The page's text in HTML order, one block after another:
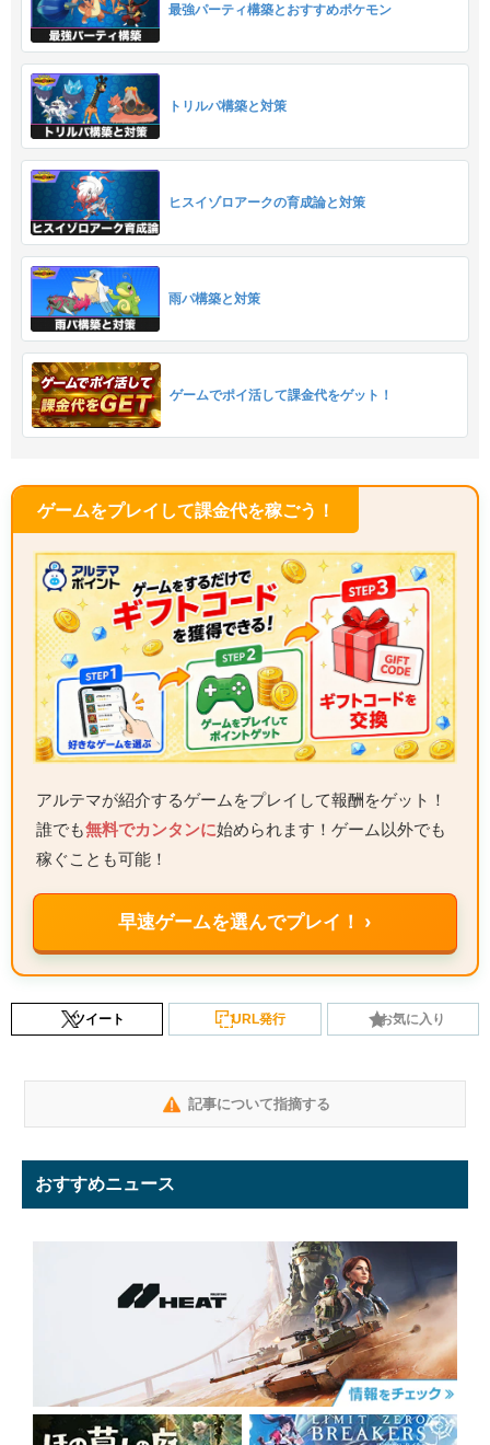
最強パーティ構築とおすすめポケモン
トリルパ構築と対策
ヒスイゾロアークの育成論と対策
雨パ構築と対策
ゲームでポイ活して課金代をゲット！
ゲームをプレイして課金代を稼ごう！
アルテマが紹介するゲームをプレイして報酬をゲット！
誰でも無料でカンタンに始められます！ゲーム以外でも
稼ぐことも可能！
早速ゲームを選んでプレイ！ ›
ツイート URL発行 お気に入り
記事について指摘する
おすすめニュース